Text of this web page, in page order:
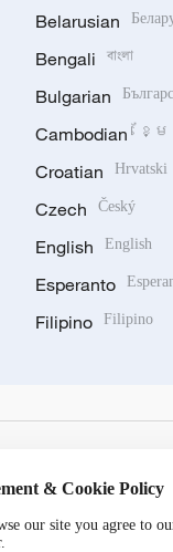
Belarusian
Bengali বাংলা
Bulgarian
Cambodian ខ្មែ
Croatian Hrvatski
Czech Český
English English
Esperanto
Filipino Filipino
& Cookie Policy
our site you agree to